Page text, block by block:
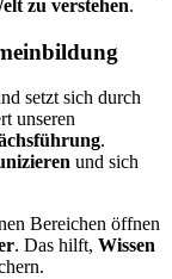
zu verstehen.
setzt sich durch
unseren
.
und sich
Bereichen öffnen
. Das hilft, Wissen